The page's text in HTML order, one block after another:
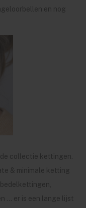
en nog
collectie kettingen.
& minimale ketting
... er is een lange lijst